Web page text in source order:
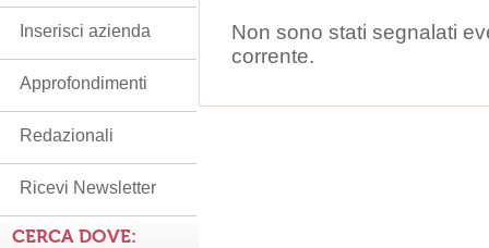
Non sono stati segnalati
corrente.
Inserisci azienda
Approfondimenti
Redazionali
Ricevi Newsletter
CERCA DOVE: